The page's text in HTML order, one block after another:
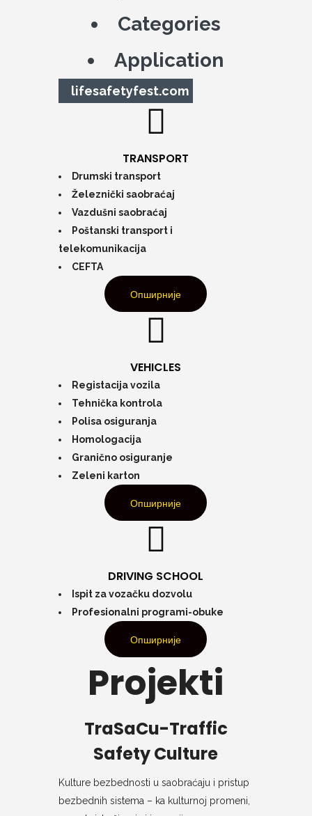
Categories
Application
lifesafetyfest.com
TRANSPORT
Drumski transport
Železnički saobraćaj
Vazdušni saobraćaj
Poštanski transport i
telekomunikacija
CEFTA
Опширније
VEHICLES
Registacija vozila
Tehnička kontrola
Polisa osiguranja
Homologacija
Granično osiguranje
Zeleni karton
Опширније
DRIVING SCHOOL
Ispit za vozačku dozvolu
Profesionalni programi-obuke
Опширније
Projekti
TraSaCu-Traffic
Safety Culture
Kulture bezbednosti u saobraćaju i pristup
bezbednih sistema – ka kulturnoj promeni,